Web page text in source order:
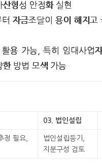
형성 안정화 실현
자금조달이 용이 해지
용 가능, 특히 임대사업
방법 모색 가능
03. 법인설립
정 필요,
법인설립등기,
지분구성 검토